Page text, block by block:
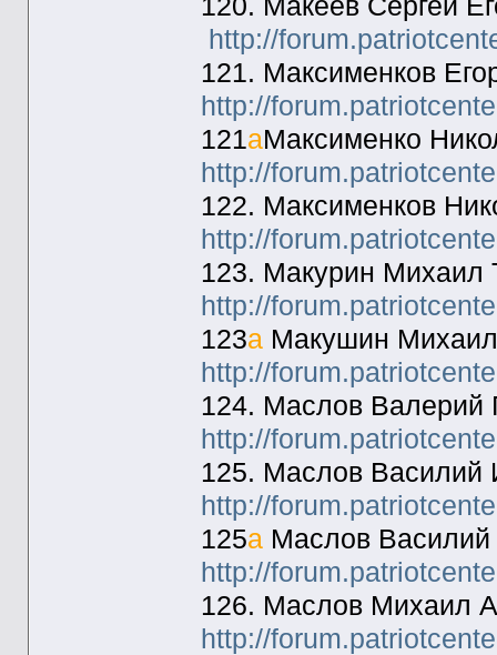
http://
121. Максименков
http://
121аМаксименко
http://
122. Максименков
http://
123. Макурин
http://
123аМакушин Михаил
http://
124. Маслов
http://
125. Маслов
http://
125аМаслов Василий
http://
126. Маслов Михаил
http://